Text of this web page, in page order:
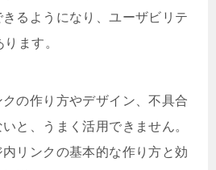
るようになり、ユーザビリテ
ます。
の作り方やデザイン、不具合
と、うまく活用できません。
リンクの基本的な作り方と効